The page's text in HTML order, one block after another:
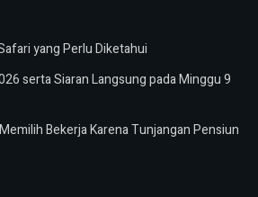
yang Perlu Diketahui
serta Siaran Langsung pada Minggu 9
Bekerja Karena Tunjangan Pensiun